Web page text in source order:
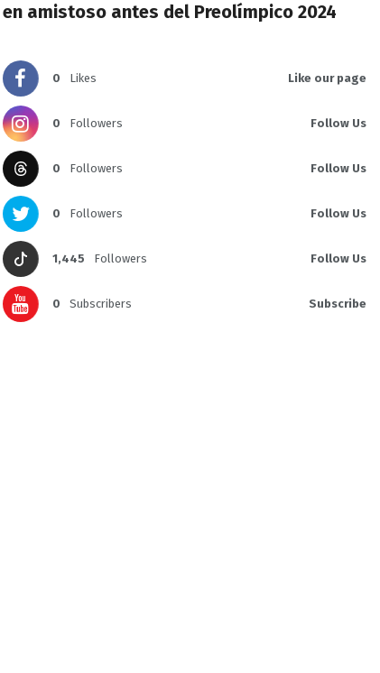
en amistoso antes del Preolímpico 2024
0 Likes Like our page
0 Followers Follow Us
0 Followers Follow Us
0 Followers Follow Us
1,445 Followers Follow Us
0 Subscribers Subscribe